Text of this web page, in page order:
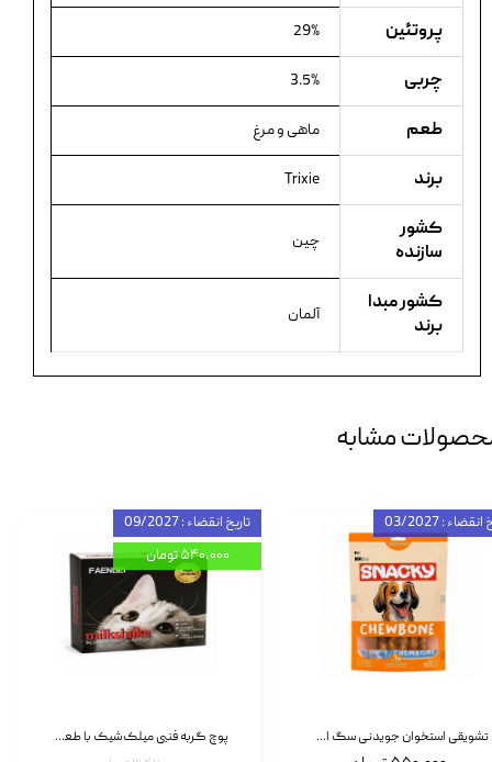
پروتئین 29%
چربی 3.5%
طعم ماهی و مرغ
برند Trixie
کشور
سازنده
چین
کشور مبدا
برند
آلمان
مشابه
پوچ گربه فنبی میلک‌شیک با طعم مرغ Faenbei Cat Milk Shake Pouch بسته 12 عددی
تاریخ انقضاء : 09/2027
۵۴۰,۰۰۰ تومان
تشویقی استخوان جویدنی سگ اسنکی کرانچی با طعم مرغ Snacky Crunchy Munchy وزن 100 گرم
: 03/2027